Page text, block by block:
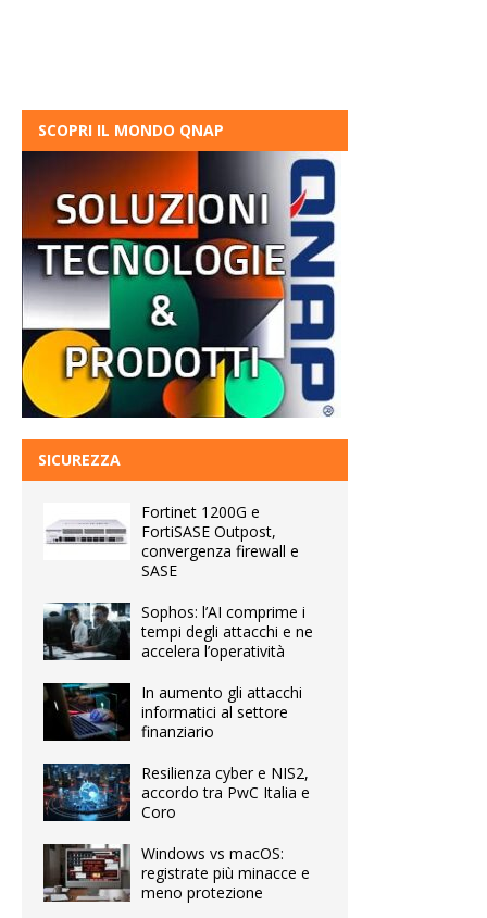
SCOPRI IL MONDO QNAP
SICUREZZA
Fortinet 1200G e
FortiSASE Outpost,
convergenza firewall e
SASE
Sophos: l’AI comprime i
tempi degli attacchi e ne
accelera l’operatività
In aumento gli attacchi
informatici al settore
finanziario
Resilienza cyber e NIS2,
accordo tra PwC Italia e
Coro
Windows vs macOS:
registrate più minacce e
meno protezione